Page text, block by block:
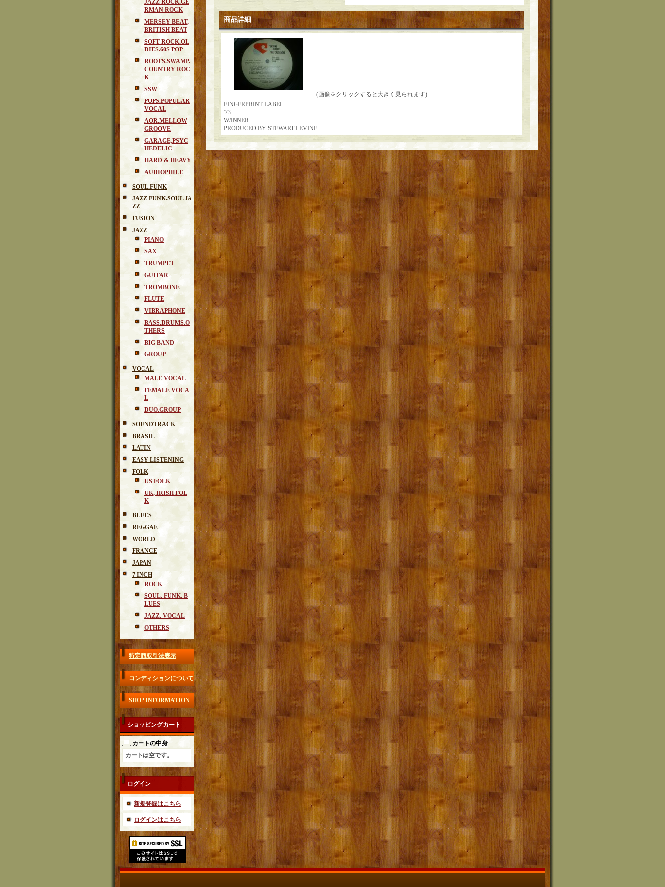
JAZZ ROCK.GE
RMAN ROCK
MERSEY BEAT,
BRITISH BEAT
SOFT ROCK.OL
DIES.60S POP
ROOTS.SWAMP.
COUNTRY ROC
K
SSW
POPS.POPULAR
VOCAL
AOR.MELLOW
GROOVE
GARAGE,PSYC
HEDELIC
HARD & HEAVY
AUDIOPHILE
SOUL.FUNK
JAZZ FUNK.SOUL JA
ZZ
FUSION
JAZZ
PIANO
SAX
TRUMPET
GUITAR
TROMBONE
FLUTE
VIBRAPHONE
BASS.DRUMS.O
THERS
BIG BAND
GROUP
VOCAL
MALE VOCAL
FEMALE VOCA
L
DUO.GROUP
SOUNDTRACK
BRASIL
LATIN
EASY LISTENING
FOLK
US FOLK
UK, IRISH FOL
K
BLUES
REGGAE
WORLD
FRANCE
JAPAN
7 INCH
ROCK
SOUL. FUNK. B
LUES
JAZZ. VOCAL
OTHERS
特定商取引法表示
コンディションについて
SHOP INFORMATION
ショッピングカート
カートの中身
カートは空です。
ログイン
新規登録はこちら
ログインはこちら
商品詳細
(画像をクリックすると大きく見られます)
FINGERPRINT LABEL
'73
W/INNER
PRODUCED BY STEWART LEVINE